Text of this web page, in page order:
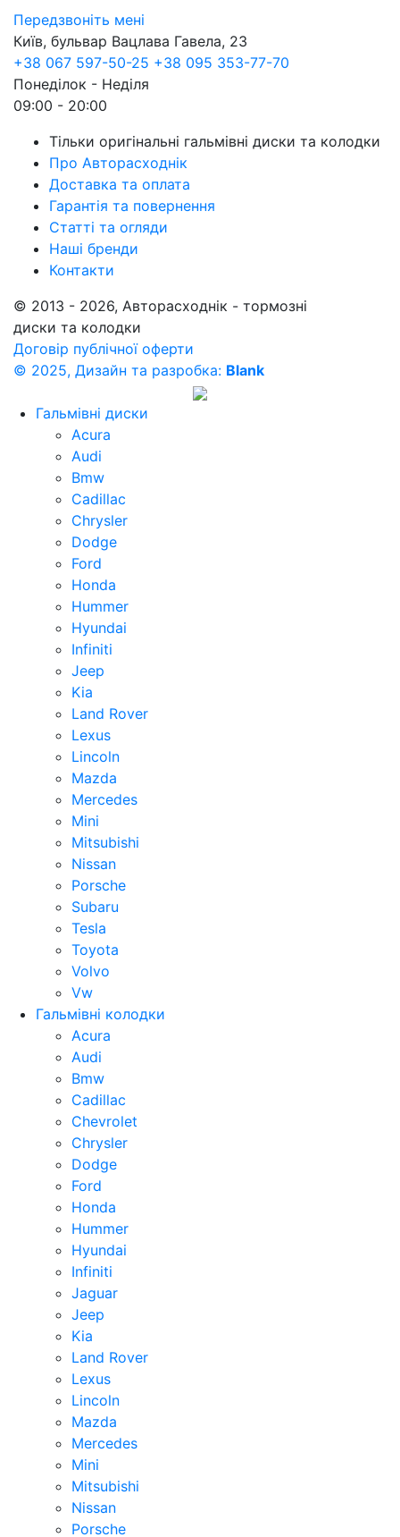
Передзвоніть мені
Київ, бульвар Вацлава Гавела, 23
+38 067 597-50-25 +38 095 353-77-70
Понеділок - Неділя
09:00 - 20:00
Тільки оригінальні гальмівні диски та колодки
Про Авторасходнік
Доставка та оплата
Гарантія та повернення
Статті та огляди
Наші бренди
Контакти
© 2013 - 2026, Авторасходнік - тормозні
диски та колодки
Договір публічної оферти
© 2025, Дизайн та разробка: Blank
Гальмівні диски
Acura
Audi
Bmw
Cadillac
Chrysler
Dodge
Ford
Honda
Hummer
Hyundai
Infiniti
Jeep
Kia
Land Rover
Lexus
Lincoln
Mazda
Mercedes
Mini
Mitsubishi
Nissan
Porsche
Subaru
Tesla
Toyota
Volvo
Vw
Гальмівні колодки
Acura
Audi
Bmw
Cadillac
Chevrolet
Chrysler
Dodge
Ford
Honda
Hummer
Hyundai
Infiniti
Jaguar
Jeep
Kia
Land Rover
Lexus
Lincoln
Mazda
Mercedes
Mini
Mitsubishi
Nissan
Porsche